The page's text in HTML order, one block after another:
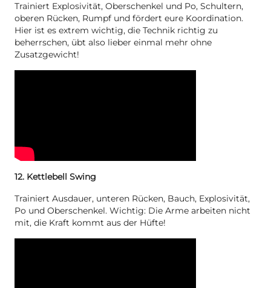
Trainiert Explosivität, Oberschenkel und Po, Schultern,
oberen Rücken, Rumpf und fördert eure Koordination.
Hier ist es extrem wichtig, die Technik richtig zu
beherrschen, übt also lieber einmal mehr ohne
Zusatzgewicht!
12. Kettlebell Swing
Trainiert Ausdauer, unteren Rücken, Bauch, Explosivität,
Po und Oberschenkel. Wichtig: Die Arme arbeiten nicht
mit, die Kraft kommt aus der Hüfte!